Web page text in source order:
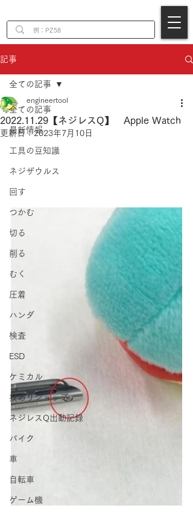
記事
全ての記事
最新情報
工具の豆知識
ネジザウルス
回す
つかむ
切る
削る
むく
圧着
ハンダ
検査
ESD
ケミカル
技ありショップ
ネジレスQ出動記録
バイク
車
自転車
ゲーム機
全ての記事
2022.11.29【ネジレスQ】 Apple Watch
engineertool
更新日：2023年7月10日